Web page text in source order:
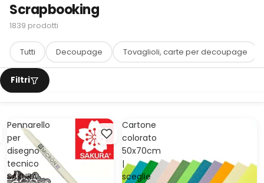
Scrapbooking
1839 prodotti
Tutti Decoupage Tovaglioli, carte per decoupage
Pennarello
per
disegno
tecnico
SAKURA
Cartone
colorato
50x70cm
|
sceglie